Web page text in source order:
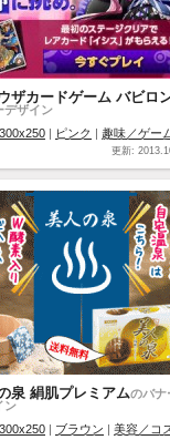
ザカードゲーム バビロ
デザイン
300x250 ピンク 趣味／ゲー
更新:
泉 絹肌プレミアムのバナ
ン
300x250 ブラウン 美容／コ